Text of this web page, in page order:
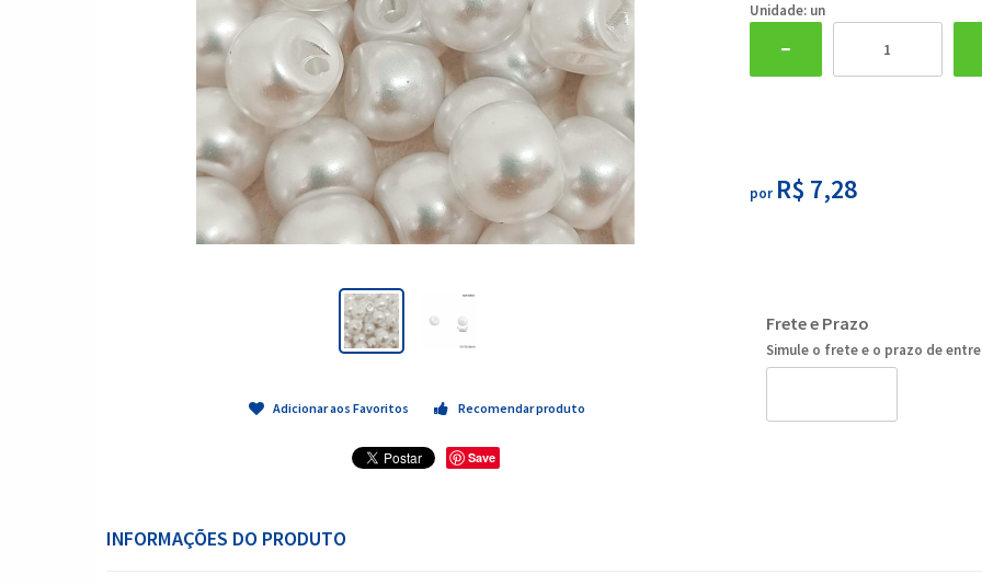
Adicionar aos Favoritos Recomendar produto
Save
Unidade: un
por R$ 7,28
Frete e Prazo
Simule o frete e o prazo de
INFORMAÇÕES DO PRODUTO